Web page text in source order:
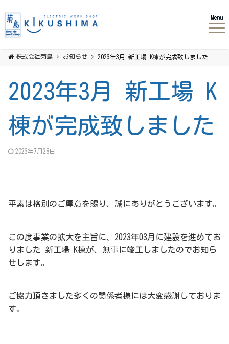
Menu
株式会社菊島 お知らせ 2023年3月 新工場 K棟が完成致しました
2023年3月 新工場 K
棟が完成致しました
2023年7月28日
平素は格別のご厚意を賜り、誠にありがとうございます。
この度事業の拡大を主旨に、2023年03月に建設を進めてお
りました 新工場 K棟が、無事に竣工しましたのでお知ら
せします。
ご協力頂きました多くの関係者様には大変感謝しておりま
す。